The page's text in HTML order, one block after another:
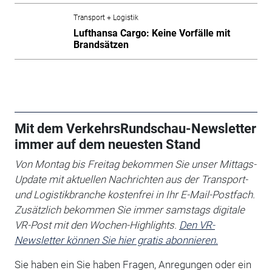
Transport + Logistik
Lufthansa Cargo: Keine Vorfälle mit
Brandsätzen
Mit dem VerkehrsRundschau-Newsletter
immer auf dem neuesten Stand
Von Montag bis Freitag bekommen Sie unser Mittags-
Update mit aktuellen Nachrichten aus der Transport-
und Logistikbranche kostenfrei in Ihr E-Mail-Postfach.
Zusätzlich bekommen Sie immer samstags digitale
VR-Post mit den Wochen-Highlights. Den VR-
Newsletter können Sie hier gratis abonnieren.
Sie haben ein Sie haben Fragen, Anregungen oder ein